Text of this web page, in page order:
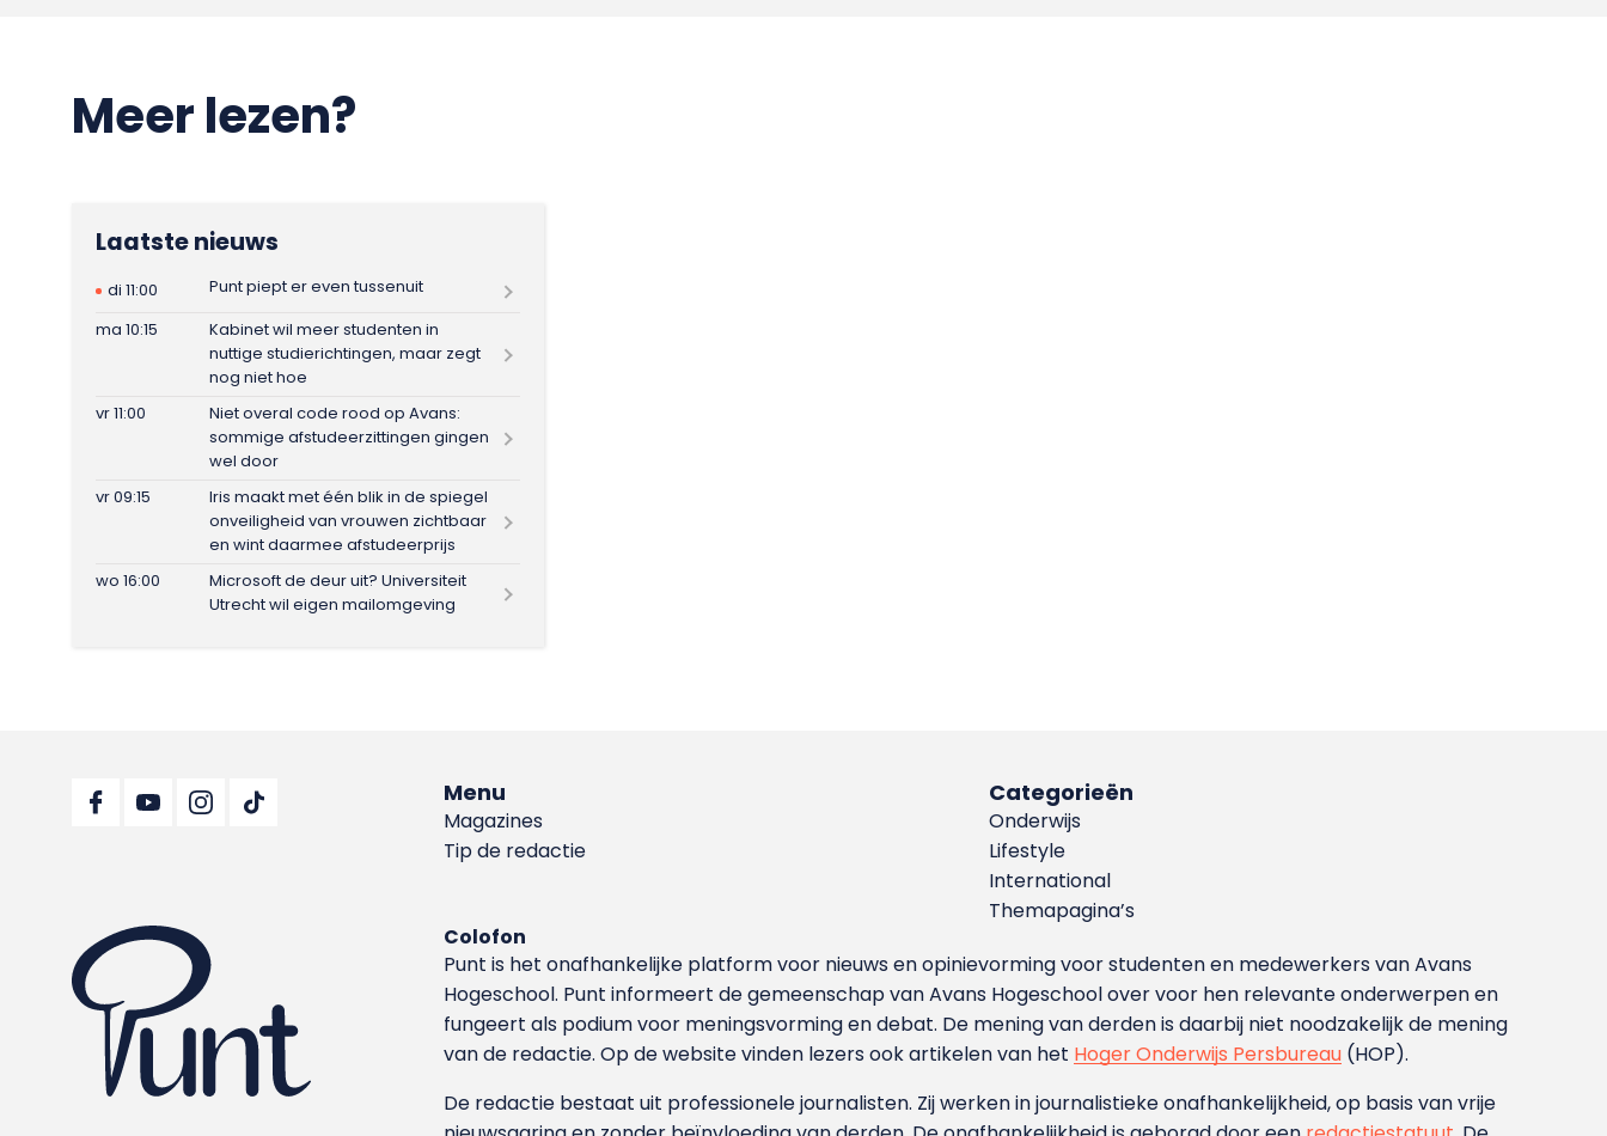
Meer lezen?
Laatste nieuws
di 11:00
Punt piept er even tussenuit
ma 10:15
Kabinet wil meer studenten in
nuttige studierichtingen, maar zegt
nog niet hoe
vr 11:00
Niet overal code rood op Avans:
sommige afstudeerzittingen gingen
wel door
vr 09:15
Iris maakt met één blik in de spiegel
onveiligheid van vrouwen zichtbaar
en wint daarmee afstudeerprijs
wo 16:00
Microsoft de deur uit? Universiteit
Utrecht wil eigen mailomgeving
Menu
Magazines
Tip de redactie
Categorieën
Onderwijs
Lifestyle
International
Themapagina’s
Colofon
Punt is het onafhankelijke platform voor nieuws en opinievorming voor studenten en medewerkers van Avans
Hoge­school. Punt informeert de gemeenschap van Avans Hogeschool over voor hen relevante onderwerpen en
fungeert als podium voor meningsvorming en debat. De mening van derden is daarbij niet noodzakelijk de mening
van de redactie. Op de website vinden lezers ook artikelen van het Hoger Onderwijs Persbureau (HOP).
De redactie bestaat uit professionele journalisten. Zij werken in journalistieke onafhankelijkheid, op basis van vrije